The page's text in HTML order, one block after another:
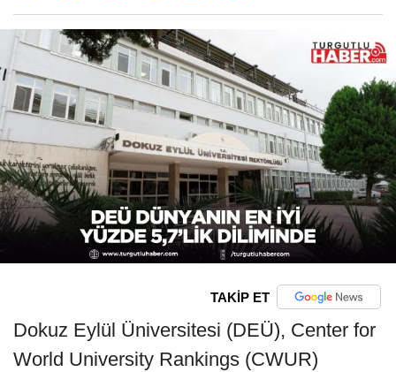
TAKİP ET
Dokuz Eylül Üniversitesi (DEÜ), Center for
World University Rankings (CWUR)